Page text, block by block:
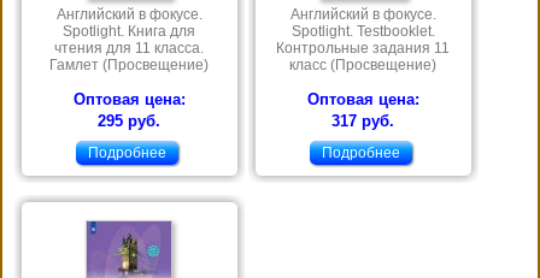
Английский в фокусе.
Spotlight. Книга для
чтения для 11 класса.
Гамлет (Просвещение)
Оптовая цена:
295 руб.
Подробнее
Английский в фокусе.
Spotlight. Testbooklet.
Контрольные задания 11
класс (Просвещение)
Оптовая цена:
317 руб.
Подробнее